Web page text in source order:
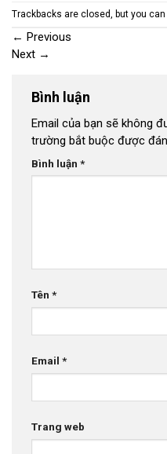
Trackbacks are closed, but you can
← Previous
Next →
Bình luận
Email của bạn sẽ không
trường bắt buộc được
Bình luận *
Tên *
Email *
Trang web